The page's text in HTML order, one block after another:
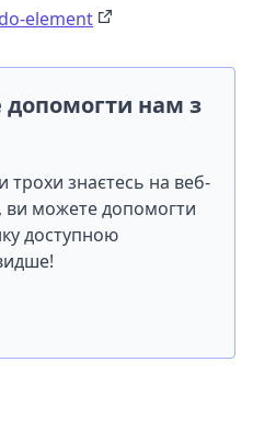
element
нам з
трохи знаєтесь на веб-
ви можете допомогти
доступною